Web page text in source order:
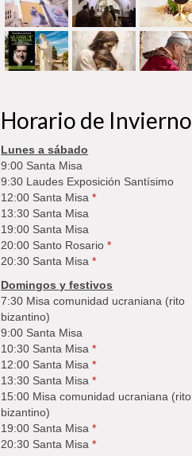
Horario de Invierno
Lunes a sábado
9:00 Santa Misa
9:30 Laudes Exposición Santísimo
12:00 Santa Misa*
13:30 Santa Misa
19:00 Santa Misa
20:00 Santo Rosario*
20:30 Santa Misa*
Domingos y festivos
7:30 Misa comunidad ucraniana (rito
bizantino)
9:00 Santa Misa
10:30 Santa Misa*
12:00 Santa Misa*
13:30 Santa Misa*
15:00 Misa comunidad ucraniana (rito
bizantino)
19:00 Santa Misa*
20:30 Santa Misa*